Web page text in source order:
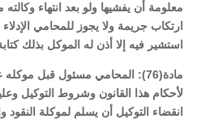
معلومة أن يفشيها ولو بعد انتهاء
ارتكاب جريمة ولا يجوز للمحامي
استشير فيه إلا أذن له الموكل بذلك
مادة(76): المحامي مسئول قبل
لأحكام هذا القانون وشروط التوكيل
انقضاء التوكيل أن يسلم لموكلة النقود